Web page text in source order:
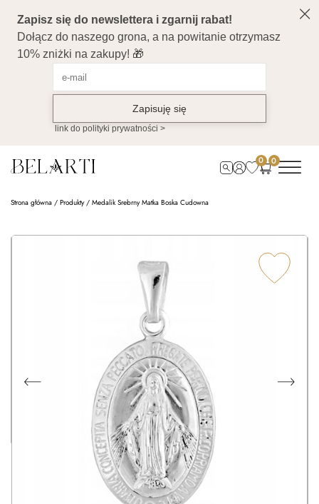
0 0
Strona główna / Produkty/ Medalik Srebrny Matka Boska Cudowna